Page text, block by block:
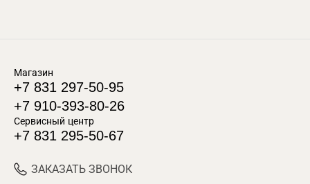
Магазин
+7 831 297-50-95
+7 910-393-80-26
Сервисный центр
+7 831 295-50-67
ЗАКАЗАТЬ ЗВОНОК